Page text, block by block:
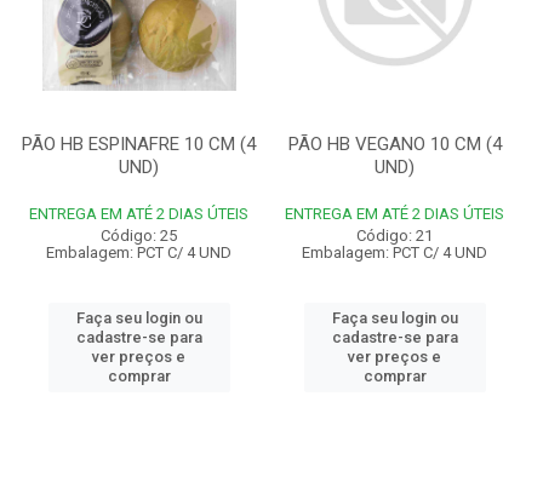
PÃO HB ESPINAFRE 10 CM (4
UND)
ENTREGA EM ATÉ 2 DIAS ÚTEIS
Código: 25
Embalagem: PCT C/ 4 UND
Faça seu login ou
cadastre-se para
ver preços e
comprar
PÃO HB VEGANO 10 CM (4
UND)
ENTREGA EM ATÉ 2 DIAS ÚTEIS
Código: 21
Embalagem: PCT C/ 4 UND
Faça seu login ou
cadastre-se para
ver preços e
comprar